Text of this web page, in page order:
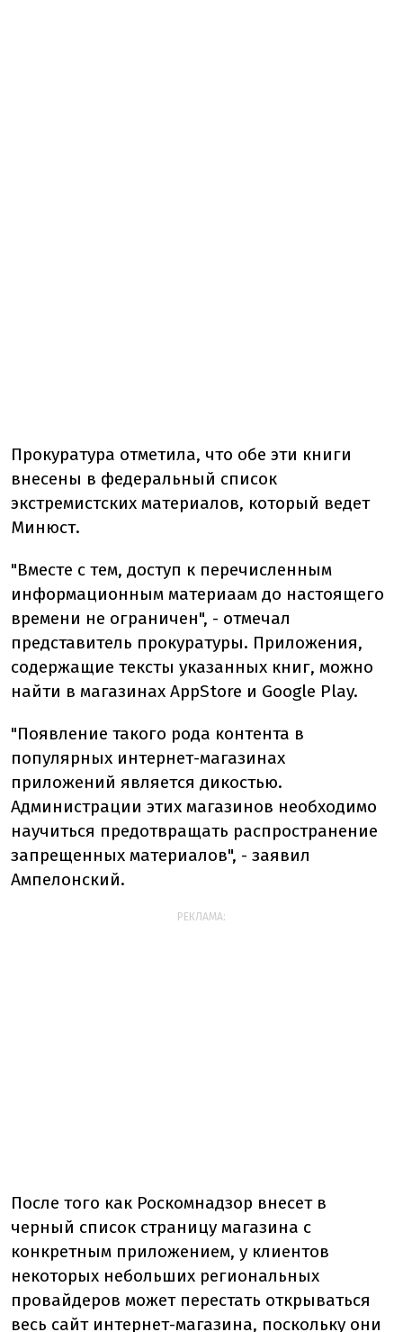
Прокуратура отметила, что обе эти книги
внесены в федеральный список
экстремистских материалов, который ведет
Минюст.
"Вместе с тем, доступ к перечисленным
информационным материаам до настоящего
времени не ограничен", - отмечал
представитель прокуратуры. Приложения,
содержащие тексты указанных книг, можно
найти в магазинах AppStore и Google Play.
"Появление такого рода контента в
популярных интернет-магазинах
приложений является дикостью.
Администрации этих магазинов необходимо
научиться предотвращать распространение
запрещенных материалов", - заявил
Ампелонский.
РЕКЛАМА:
После того как Роскомнадзор внесет в
черный список страницу магазина с
конкретным приложением, у клиентов
некоторых небольших региональных
провайдеров может перестать открываться
весь сайт интернет-магазина, поскольку они